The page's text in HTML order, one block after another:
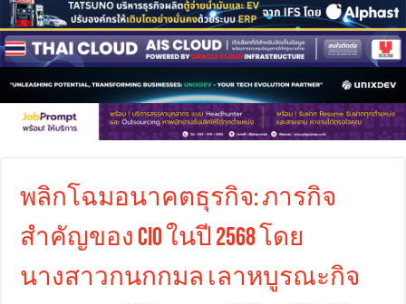
พลิกโฉมอนาคตธุรกิจ: ภารกิจ
สำคัญของ CIO ในปี 2568 โดย
นางสาวกนกกมล เลาหบูรณะกิจ